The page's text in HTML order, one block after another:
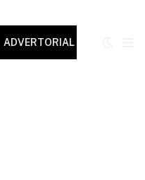
ADVERTORIAL